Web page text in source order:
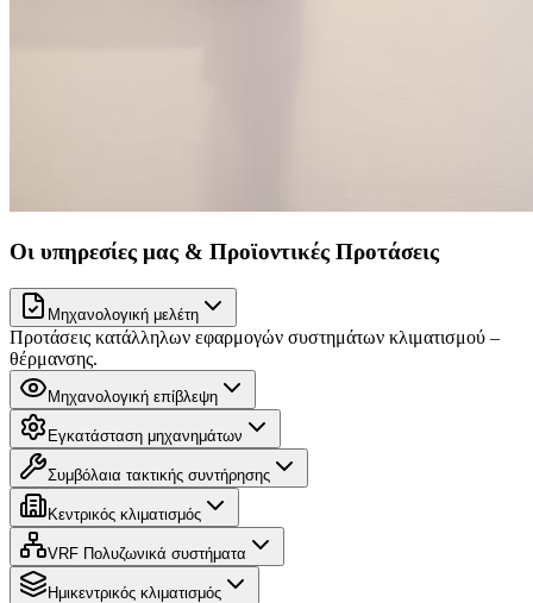
Οι υπηρεσίες μας & Προϊοντικές Προτάσεις
Μηχανολογική μελέτη
Προτάσεις κατάλληλων εφαρμογών συστημάτων κλιματισμού –
θέρμανσης.
Μηχανολογική επίβλεψη
Εγκατάσταση μηχανημάτων
Συμβόλαια τακτικής συντήρησης
Κεντρικός κλιματισμός
VRF Πολυζωνικά συστήματα
Ημικεντρικός κλιματισμός